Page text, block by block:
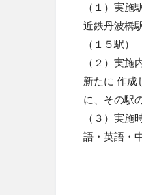
（１）実施
近鉄丹波橋
（１５駅）
（２）実
新たに 作成
に、その駅
（３）実
語・英語・